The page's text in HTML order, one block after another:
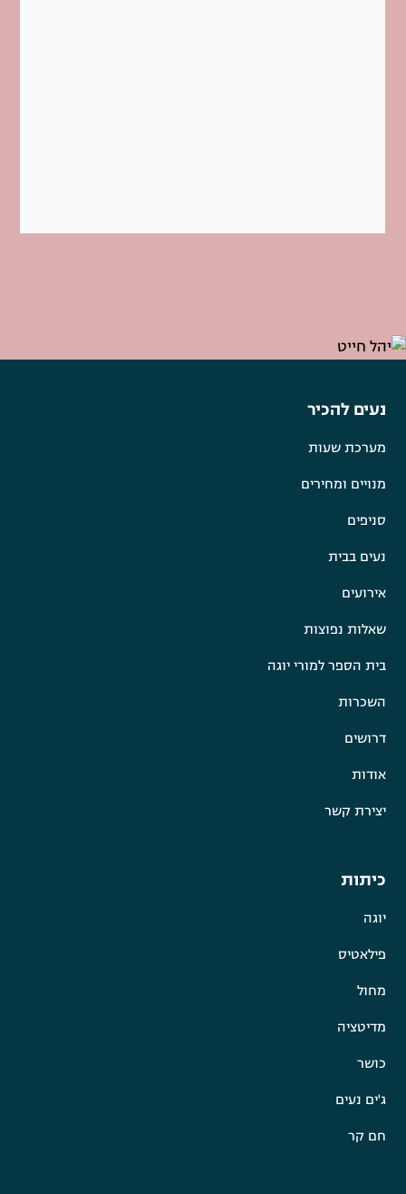
נעים להכיר
מערכת שעות
מנויים ומחירים
סניפים
נעים בבית
אירועים
שאלות נפוצות
בית הספר למורי יוגה
השכרות
דרושים
אודות
יצירת קשר
כיתות
יוגה
פילאטיס
מחול
מדיטציה
כושר
ג'ים נעים
חם קר